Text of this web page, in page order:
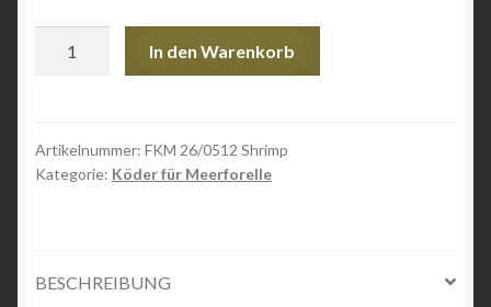
In den Warenkorb
Artikelnummer: FKM 26/0512 Shrimp
Kategorie: Köder für Meerforelle
BESCHREIBUNG